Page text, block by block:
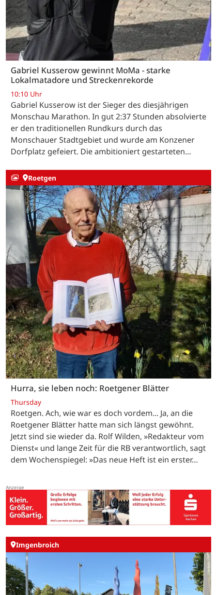
Gabriel Kusserow gewinnt MoMa - starke
Lokalmatadore und Streckenrekorde
10:10 Uhr
Gabriel Kusserow ist der Sieger des diesjährigen
Monschau Marathon. In gut 2:37 Stunden absolvierte
er den traditionellen Rundkurs durch das
Monschauer Stadtgebiet und wurde am Konzener
Dorfplatz gefeiert. Die ambitioniert gestarteten…
Roetgen
Hurra, sie leben noch: Roetgener Blätter
Thursday
Roetgen. Ach, wie war es doch vordem... Ja, an die
Roetgener Blätter hatte man sich längst gewöhnt.
Jetzt sind sie wieder da. Rolf Wilden, »Redakteur vom
Dienst« und lange Zeit für die RB verantwortlich, sagt
dem Wochenspiegel: »Das neue Heft ist ein erster…
Imgenbroich